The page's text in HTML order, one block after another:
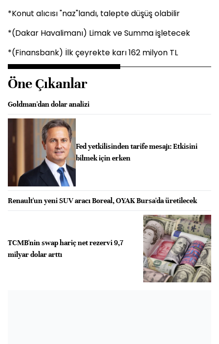
*Konut alıcısı "naz"landı, talepte düşüş olabilir
*(Dakar Havalimanı) Limak ve Summa işletecek
*(Finansbank) İlk çeyrekte karı 162 milyon TL
Öne Çıkanlar
Goldman'dan dolar analizi
Fed yetkilisinden tarife mesajı: Etkisini
bilmek için erken
Renault'un yeni SUV aracı Boreal, OYAK Bursa'da üretilecek
TCMB'nin swap hariç net rezervi 9,7
milyar dolar arttı